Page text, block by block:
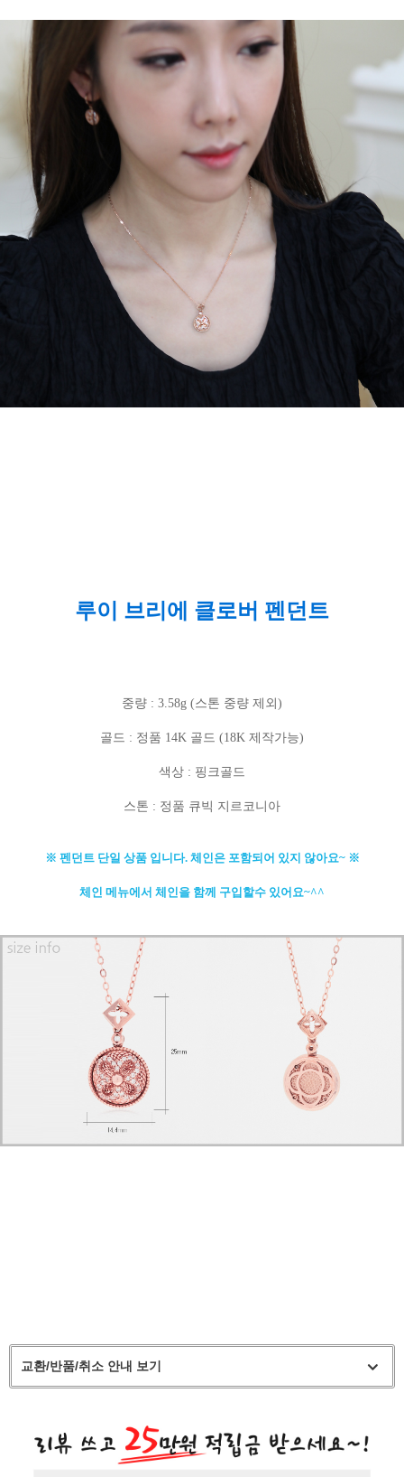
루이 브리에 클로버 펜던트
중량 : 3.58g (스톤 중량 제외)
골드 : 정품 14K 골드 (18K 제작가능)
색상 : 핑크골드
스톤 : 정품 큐빅 지르코니아
※ 펜던트 단일 상품 입니다. 체인은 포함되어 있지 않아요~ ※
체인 메뉴에서 체인을 함께 구입할수 있어요~^^
교환/반품/취소 안내 보기